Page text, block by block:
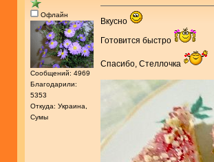
Офлайн
Сообщений: 4969
Благодарили:
5353
Откуда: Украина,
Сумы
Вкусно
Готовится быстро
Спасибо, Стеллочка